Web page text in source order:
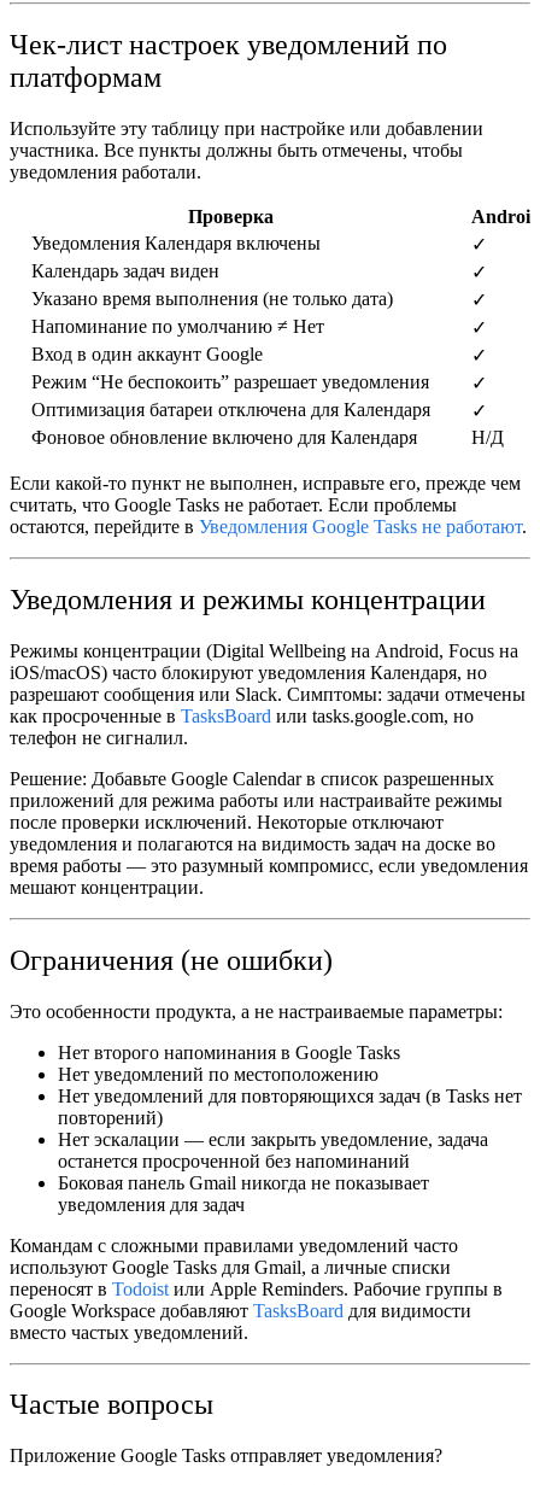
Чек-лист настроек уведомлений по
платформам
Используйте эту таблицу при настройке или добавлении
участника. Все пункты должны быть отмечены, чтобы
уведомления работали.
Проверка
Android
Уведомления Календаря включены
✓
Календарь задач виден
✓
Указано время выполнения (не только дата)
✓
Напоминание по умолчанию ≠ Нет
✓
Вход в один аккаунт Google
✓
Режим “Не беспокоить” разрешает уведомления
✓
Оптимизация батареи отключена для Календаря
✓
Фоновое обновление включено для Календаря
Н/Д
Если какой-то пункт не выполнен, исправьте его, прежде чем
считать, что Google Tasks не работает. Если проблемы
остаются, перейдите в Уведомления Google Tasks не работают.
Уведомления и режимы концентрации
Режимы концентрации (Digital Wellbeing на Android, Focus на
iOS/macOS) часто блокируют уведомления Календаря, но
разрешают сообщения или Slack. Симптомы: задачи отмечены
как просроченные в TasksBoard или tasks.google.com, но
телефон не сигналил.
Решение: Добавьте Google Calendar в список разрешенных
приложений для режима работы или настраивайте режимы
после проверки исключений. Некоторые отключают
уведомления и полагаются на видимость задач на доске во
время работы — это разумный компромисс, если уведомления
мешают концентрации.
Ограничения (не ошибки)
Это особенности продукта, а не настраиваемые параметры:
Нет второго напоминания в Google Tasks
Нет уведомлений по местоположению
Нет уведомлений для повторяющихся задач (в Tasks нет
повторений)
Нет эскалации — если закрыть уведомление, задача
останется просроченной без напоминаний
Боковая панель Gmail никогда не показывает
уведомления для задач
Командам с сложными правилами уведомлений часто
используют Google Tasks для Gmail, а личные списки
переносят в Todoist или Apple Reminders. Рабочие группы в
Google Workspace добавляют TasksBoard для видимости
вместо частых уведомлений.
Частые вопросы
Приложение Google Tasks отправляет уведомления?